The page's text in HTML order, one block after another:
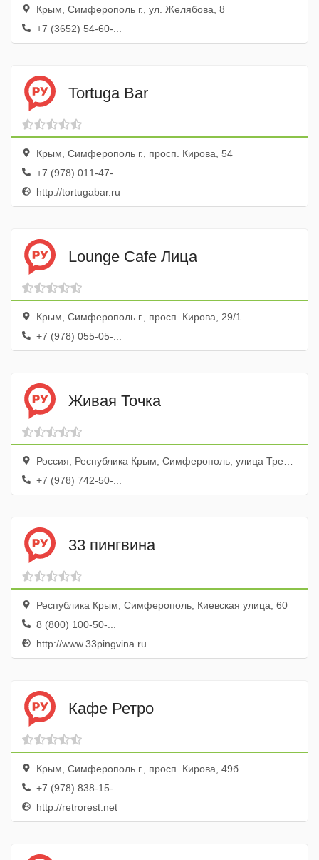
Крым, Симферополь г., ул. Желябова, 8
+7 (3652) 54-60-...
Tortuga Bar
Крым, Симферополь г., просп. Кирова, 54
+7 (978) 011-47-...
http://tortugabar.ru
Lounge Cafe Лица
Крым, Симферополь г., просп. Кирова, 29/1
+7 (978) 055-05-...
Живая Точка
Россия, Республика Крым, Симферополь, улица Тренёва, 1К
+7 (978) 742-50-...
33 пингвина
Республика Крым, Симферополь, Киевская улица, 60
8 (800) 100-50-...
http://www.33pingvina.ru
Кафе Ретро
Крым, Симферополь г., просп. Кирова, 49б
+7 (978) 838-15-...
http://retrorest.net